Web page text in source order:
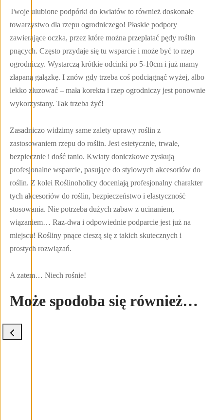
Twoje ulubione podpórki do kwiatów to również doskonałe
towarzystwo dla rzepu ogrodniczego! Płaskie podpory
zawierające oczka, przez które można przeplatać pędy roślin
pnących. Często przydaje się tu wsparcie i może być to rzep
ogrodniczy. Wystarczą krótkie odcinki po 5-10cm i już mamy
złapaną gałązkę. I znów gdy trzeba coś podciągnąć wyżej, albo
lekko zluzować – mała korekta i rzep ogrodniczy jest ponownie
wykorzystany. Tak trzeba żyć!
Zasadniczo widzimy same zalety uprawy roślin z
zastosowaniem rzepu do roślin. Jest estetycznie, trwale,
bezpiecznie i dość tanio. Kwiaty doniczkowe zyskują
profesjonalne wsparcie, pasujące do stylowych akcesoriów do
roślin. Z kolei Roślinoholicy doceniają profesjonalny charakter
tych akcesoriów do roślin, bezpieczeństwo i elastyczność
stosowania. Nie potrzeba dużych zabaw z ucinaniem,
wiązaniem… Raz-dwa i odpowiednie podparcie jest już na
miejscu! Rośliny pnące cieszą się z takich skutecznych i
prostych rozwiązań.
A zatem… Niech rośnie!
Może spodoba się również…